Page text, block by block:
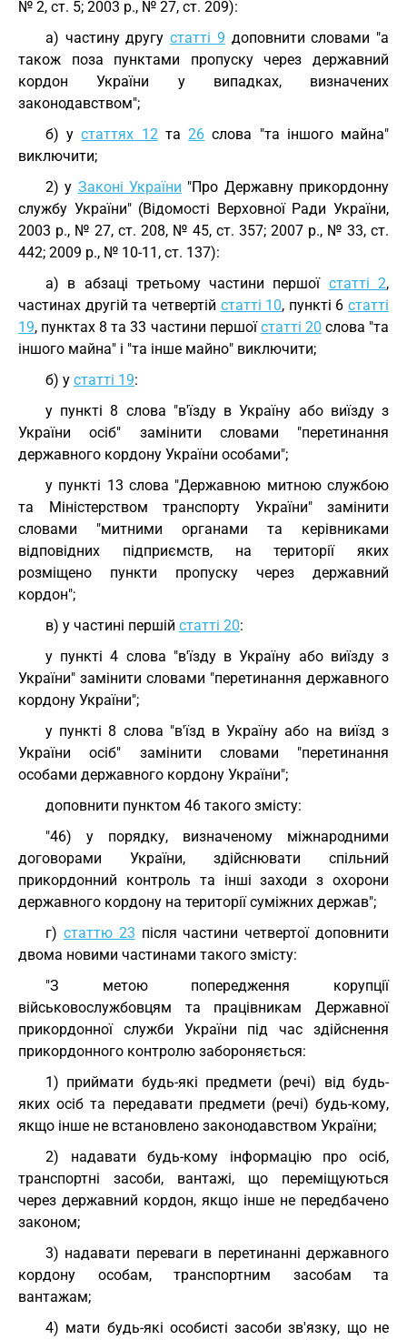
№ 2, ст. 5; 2003 р., № 27, ст. 209):
а) частину другустатті 9 доповнити словами "а
також поза пунктами пропуску через державний
кордон України у випадках, визначених
законодавством";
б) устаттях 12та26 слова "та іншого майна"
виключити;
2) у Законі України "Про Державну прикордонну
службу України" (Відомості Верховної Ради України,
2003 р., № 27, ст. 208, № 45, ст. 357; 2007 р., № 33, ст.
442; 2009 р., № 10-11, ст. 137):
а) в абзаці третьому частини першої статті 2,
частинах другій та четвертій статті 10, пункті 6 статті
19, пунктах 8 та 33 частини першоїстатті 20 слова "та
іншого майна" і "та інше майно" виключити;
б) у статті 19:
у пункті 8 слова "в'їзду в Україну або виїзду з
України осіб" замінити словами "перетинання
державного кордону України особами";
у пункті 13 слова "Державною митною службою
та Міністерством транспорту України" замінити
словами "митними органами та керівниками
відповідних підприємств, на території яких
розміщено пункти пропуску через державний
кордон";
в) у частині першій статті 20:
у пункті 4 слова "в'їзду в Україну або виїзду з
України" замінити словами "перетинання державного
кордону України";
у пункті 8 слова "в'їзд в Україну або на виїзд з
України осіб" замінити словами "перетинання
особами державного кордону України";
доповнити пунктом 46 такого змісту:
"46) у порядку, визначеному міжнародними
договорами України, здійснювати спільний
прикордонний контроль та інші заходи з охорони
державного кордону на території суміжних держав";
г) статтю 23 після частини четвертої доповнити
двома новими частинами такого змісту:
"З метою попередження корупції
військовослужбовцям та працівникам Державної
прикордонної служби України під час здійснення
прикордонного контролю забороняється:
1) приймати будь-які предмети (речі) від будь-
яких осіб та передавати предмети (речі) будь-кому,
якщо інше не встановлено законодавством України;
2) надавати будь-кому інформацію про осіб,
транспортні засоби, вантажі, що переміщуються
через державний кордон, якщо інше не передбачено
законом;
3) надавати переваги в перетинанні державного
кордону особам, транспортним засобам та
вантажам;
4) мати будь-які особисті засоби зв'язку, що не